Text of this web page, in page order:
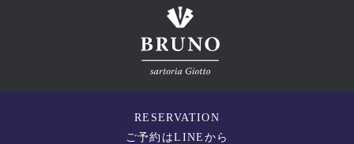
RESERVATION
ご予約はLINEから